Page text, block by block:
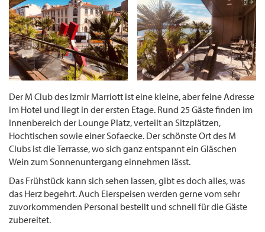
Der M Club des Izmir Marriott ist eine kleine, aber feine Adresse
im Hotel und liegt in der ersten Etage. Rund 25 Gäste finden im
Innenbereich der Lounge Platz, verteilt an Sitzplätzen,
Hochtischen sowie einer Sofaecke. Der schönste Ort des M
Clubs ist die Terrasse, wo sich ganz entspannt ein Gläschen
Wein zum Sonnenuntergang einnehmen lässt.
Das Frühstück kann sich sehen lassen, gibt es doch alles, was
das Herz begehrt. Auch Eierspeisen werden gerne vom sehr
zuvorkommenden Personal bestellt und schnell für die Gäste
zubereitet.